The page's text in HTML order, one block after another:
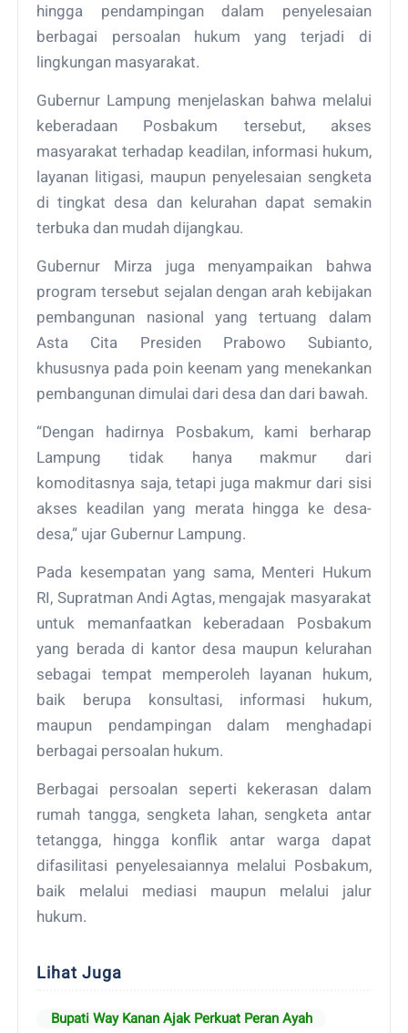
hingga pendampingan dalam penyelesaian
berbagai persoalan hukum yang terjadi di
lingkungan masyarakat.
Gubernur Lampung menjelaskan bahwa melalui
keberadaan Posbakum tersebut, akses
masyarakat terhadap keadilan, informasi hukum,
layanan litigasi, maupun penyelesaian sengketa
di tingkat desa dan kelurahan dapat semakin
terbuka dan mudah dijangkau.
Gubernur Mirza juga menyampaikan bahwa
program tersebut sejalan dengan arah kebijakan
pembangunan nasional yang tertuang dalam
Asta Cita Presiden Prabowo Subianto,
khususnya pada poin keenam yang menekankan
pembangunan dimulai dari desa dan dari bawah.
“Dengan hadirnya Posbakum, kami berharap
Lampung tidak hanya makmur dari
komoditasnya saja, tetapi juga makmur dari sisi
akses keadilan yang merata hingga ke desa-
desa,” ujar Gubernur Lampung.
Pada kesempatan yang sama, Menteri Hukum
RI, Supratman Andi Agtas, mengajak masyarakat
untuk memanfaatkan keberadaan Posbakum
yang berada di kantor desa maupun kelurahan
sebagai tempat memperoleh layanan hukum,
baik berupa konsultasi, informasi hukum,
maupun pendampingan dalam menghadapi
berbagai persoalan hukum.
Berbagai persoalan seperti kekerasan dalam
rumah tangga, sengketa lahan, sengketa antar
tetangga, hingga konflik antar warga dapat
difasilitasi penyelesaiannya melalui Posbakum,
baik melalui mediasi maupun melalui jalur
hukum.
Lihat Juga
Bupati Way Kanan Ajak Perkuat Peran Ayah